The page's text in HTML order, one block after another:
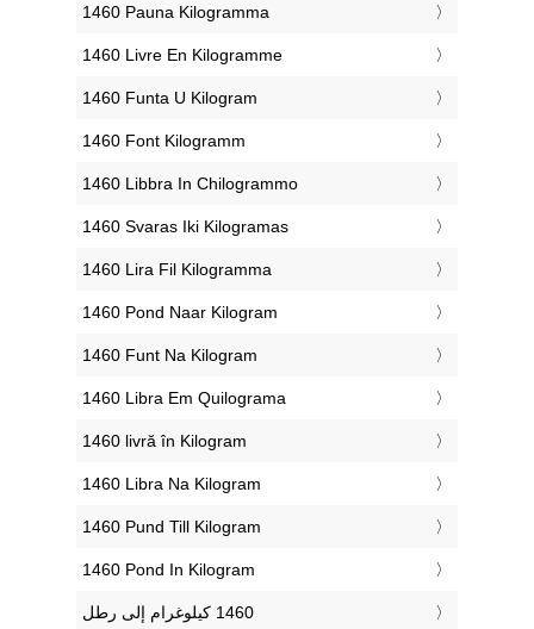
‎1460 Pauna Kilogramma
‎1460 Livre En Kilogramme
‎1460 Funta U Kilogram
‎1460 Font Kilogramm
‎1460 Libbra In Chilogrammo
‎1460 Svaras Iki Kilogramas
‎1460 Lira Fil Kilogramma
‎1460 Pond Naar Kilogram
‎1460 Funt Na Kilogram
‎1460 Libra Em Quilograma
‎1460 livră în Kilogram
‎1460 Libra Na Kilogram
‎1460 Pund Till Kilogram
‎1460 Pond In Kilogram